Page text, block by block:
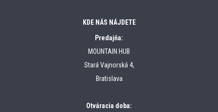
KDE NÁS NÁJDETE
Predajňa:
MOUNTAIN HUB
Stará Vajnorská 4,
Bratislava
Otváracia doba: